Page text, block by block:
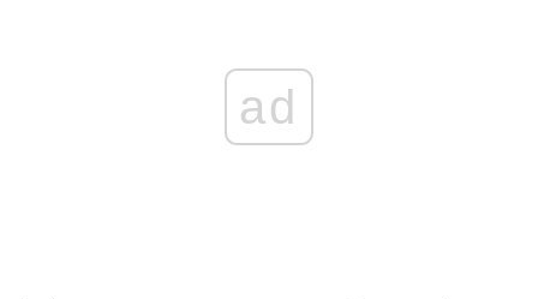
ad